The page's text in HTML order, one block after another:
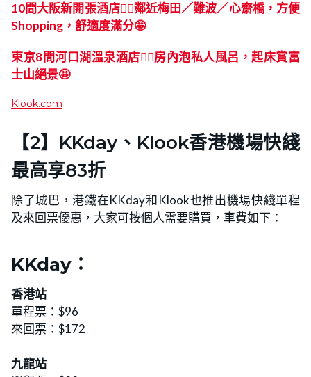
10間大阪新開張酒店👍🏻鄰近梅田／難波／心齋橋，方便
Shopping，舒適度滿分🤩
東京8間河口湖溫泉酒店👍🏻房內泡私人風呂，起床賞富
士山絕景🤩
Klook.com
【2】KKday、Klook香港機場快綫
最高享83折
除了城巴，港鐵在KKday和Klook也推出機場快綫單程
及來回票優惠，大家可按個人需要購買，車費如下：
KKday ：
香港站
單程票：$96
來回票：$172
九龍站